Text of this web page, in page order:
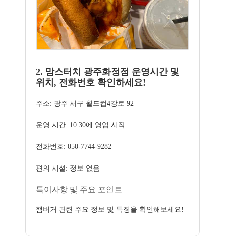
2. 맘스터치 광주화정점 운영시간 및
위치, 전화번호 확인하세요!
주소: 광주 서구 월드컵4강로 92
운영 시간: 10:30에 영업 시작
전화번호: 050-7744-9282
편의 시설: 정보 없음
특이사항 및 주요 포인트
햄버거 관련 주요 정보 및 특징을 확인해보세요!